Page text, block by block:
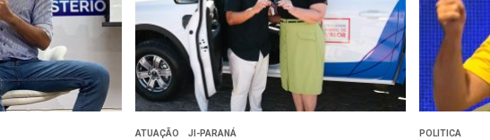
ATUAÇÃO JI-PARANÁ POLITICA